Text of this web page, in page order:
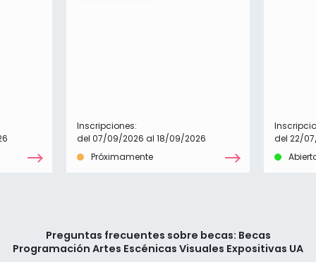
Inscripciones:
del 07/09/2026 al 18/09/2026
Próximamente
del 22/
Preguntas frecuentes sobre becas: Becas
Programación Artes Escénicas Visuales Expositivas UA